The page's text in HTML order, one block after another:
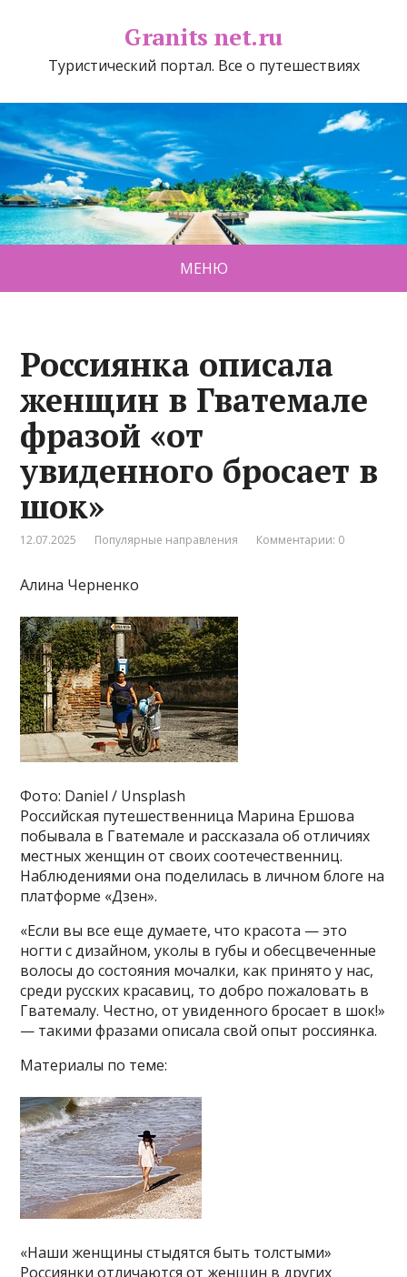
Granits net.ru
Туристический портал. Все о путешествиях
МЕНЮ
Россиянка описала
женщин в Гватемале
фразой «от
увиденного бросает в
шок»
12.07.2025 Популярные направления Комментарии: 0
Алина Черненко
Фото: Daniel / Unsplash
Российская путешественница Марина Ершова
побывала в Гватемале и рассказала об отличиях
местных женщин от своих соотечественниц.
Наблюдениями она поделилась в личном блоге на
платформе «Дзен».
«Если вы все еще думаете, что красота — это
ногти с дизайном, уколы в губы и обесцвеченные
волосы до состояния мочалки, как принято у нас,
среди русских красавиц, то добро пожаловать в
Гватемалу. Честно, от увиденного бросает в шок!»
— такими фразами описала свой опыт россиянка.
Материалы по теме:
«Наши женщины стыдятся быть толстыми»
Россиянки отличаются от женщин в других